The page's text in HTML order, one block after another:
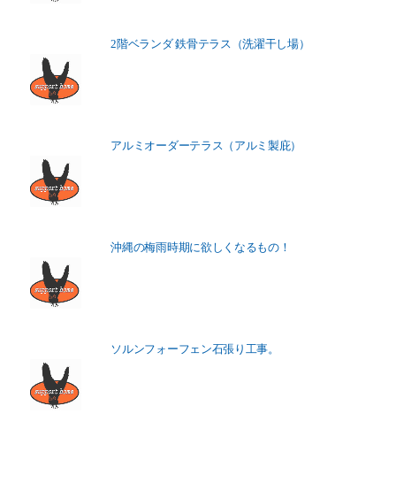
2階ベランダ 鉄骨テラス（洗濯干し場）
アルミオーダーテラス（アルミ製庇）
沖縄の梅雨時期に欲しくなるもの！
ソルンフォーフェン石張り工事。